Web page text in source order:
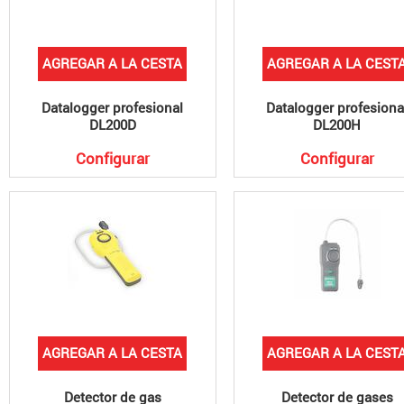
AGREGAR A LA CESTA
Datalogger profesional
DL200D
Configurar
AGREGAR A LA
Datalogger
DL200H
Configurar
AGREGAR A LA CESTA
Detector de gas
AGREGAR A LA
Detector de gases